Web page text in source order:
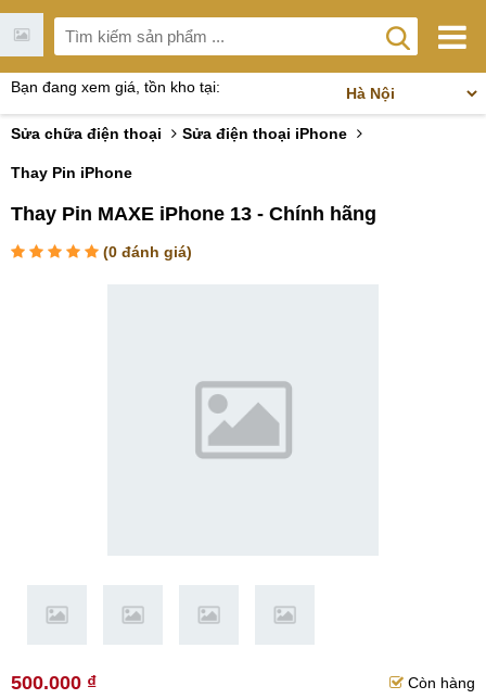
Bạn đang xem giá, tồn kho tại:
Sửa chữa điện thoại Sửa điện thoại iPhone
Thay Pin iPhone
Thay Pin MAXE iPhone 13 - Chính hãng
(0 đánh giá)
500.000 ₫
Còn hàng